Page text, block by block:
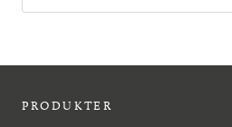
PRODUKTER